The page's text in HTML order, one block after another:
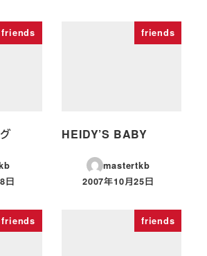
friends
日
friends
HEIDY’S BABY
mastertkb
投稿日
2007年10月25日
friends friends